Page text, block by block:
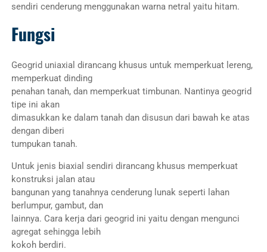
sendiri cenderung menggunakan warna netral yaitu hitam.
Fungsi
Geogrid uniaxial dirancang khusus untuk memperkuat lereng,
memperkuat dinding
penahan tanah, dan memperkuat timbunan. Nantinya geogrid
tipe ini akan
dimasukkan ke dalam tanah dan disusun dari bawah ke atas
dengan diberi
tumpukan tanah.
Untuk jenis biaxial sendiri dirancang khusus memperkuat
konstruksi jalan atau
bangunan yang tanahnya cenderung lunak seperti lahan
berlumpur, gambut, dan
lainnya. Cara kerja dari geogrid ini yaitu dengan mengunci
agregat sehingga lebih
kokoh berdiri.